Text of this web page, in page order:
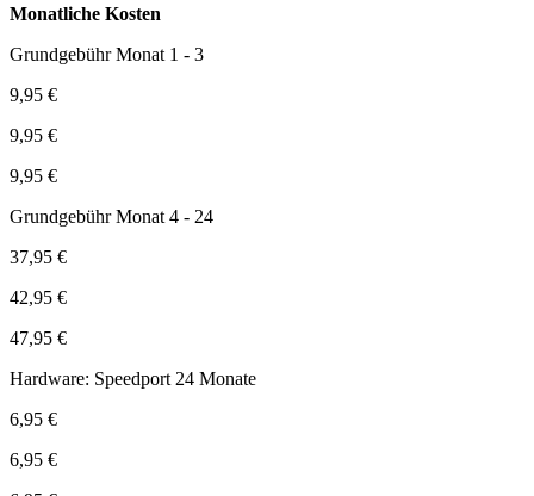
Monatliche Kosten
Grundgebühr Monat 1 - 3
9,95 €
9,95 €
9,95 €
Grundgebühr Monat 4 - 24
37,95 €
42,95 €
47,95 €
Hardware: Speedport 24 Monate
6,95 €
6,95 €